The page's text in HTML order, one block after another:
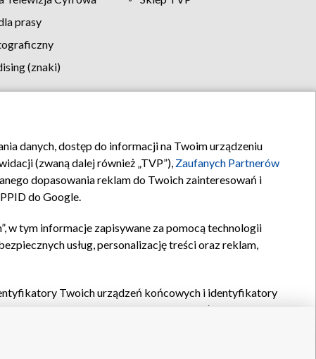
prasy
(znaki)
Kontakt
danych, dostęp do informacji na Twoim urządzeniu
(zwaną dalej również „TVP”), Zaufanych Partnerów
dopasowania reklam do Twoich zainteresowań i
do Google.
w tym informacje zapisywane za pomocą technologii
usług, personalizację treści oraz reklam,
Twoich urządzeń końcowych i identyfikatory
oraz pozostałych
podstawowych reklam, wyboru spersonalizowanych
treści, pomiaru wydajności reklam, pomiaru wydajności